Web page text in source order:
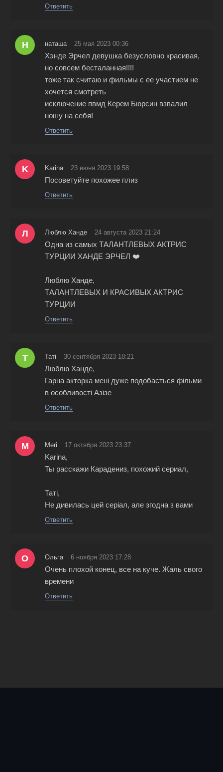
Ответить
Н наташа 25 мая 2023 00:36
Хэнде Эрчел девушка безусловно красивая,
но совсем бесталанная!!!!
тоже так считаю и фильмы с ее участием не
хочется смотреть
исключение пвмд Керем Бюрсин взвалил
ношу на себя!
Ответить
K Karina 23 июня 2023 19:58
Посоветуйте похожее плиз
Ответить
Л Люблю Ханде 24 августа 2023 21:24
Одна из самых ТАЛАНТЛЕВЫХ АКТРИС
ТУРЦИИ ХАНДЕ ЭРЧЕЛ ❤️
Люблю Ханде,
ТАЛАНТЛЕВЫХ И КРАСИВЫХ АКТРИС
ТУРЦИИ
Ответить
Т Таті 30 сентября 2023 18:21
Люблю Ханде,
Гарна акторка мені дуже подобається фільми
в особливості Азізе
Ответить
M Meri 17 октября 2023 23:37
Karina,
Ты расскажи Карадениз, похожий сериал,
Таті,
Не дивилась цей серіал, але згодна з вами
Ответить
О Ольга 6 ноября 2023 17:28
Очень плохой конец, все на куче. Жаль свого
времени
Ответить